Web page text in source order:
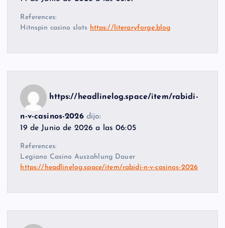
References:
Hitnspin casino slots https://literaryforge.blog
https://headlinelog.space/item/rabidi-
n-v-casinos-2026 dijo:
19 de Junio de 2026 a las 06:05
References:
Legiano Casino Auszahlung Dauer
https://headlinelog.space/item/rabidi-n-v-casinos-2026